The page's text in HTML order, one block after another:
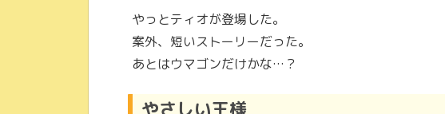
やっとティオが登場した。
案外、短いストーリーだった。
あとはウマゴンだけかな…？
やさしい王様